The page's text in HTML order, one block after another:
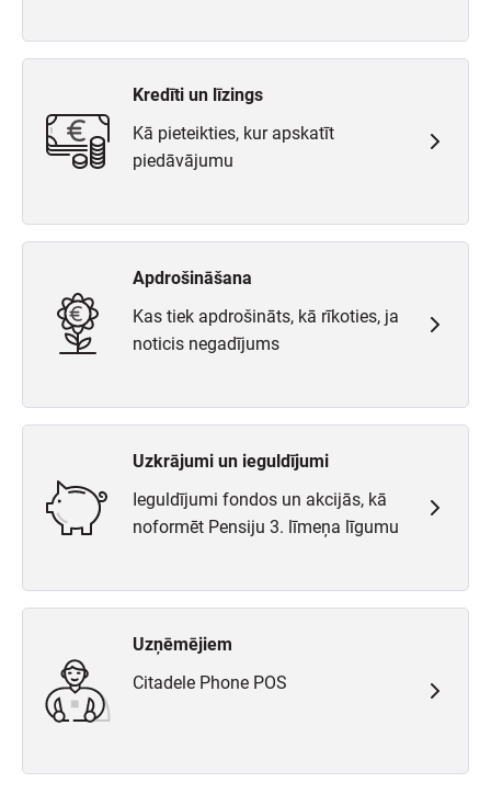
Kredīti un līzings
Kā pieteikties, kur apskatīt
piedāvājumu
Apdrošināšana
Kas tiek apdrošināts, kā rīkoties, ja
noticis negadījums
Uzkrājumi un ieguldījumi
Ieguldījumi fondos un akcijās, kā
noformēt Pensiju 3. līmeņa līgumu
Uzņēmējiem
Citadele Phone POS